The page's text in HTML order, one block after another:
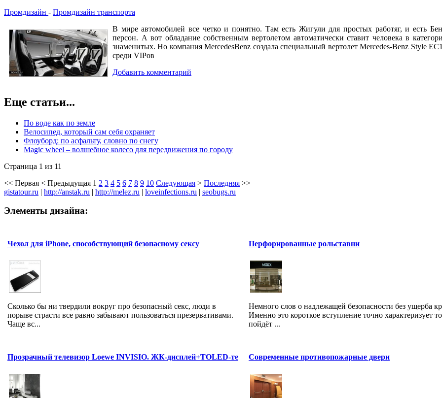
Промдизайн - Промдизайн транспорта
В мире автомобилей все четко и понятно. Там есть Жигули для простых работяг, и есть
персон. А вот обладание собственным вертолетом автоматически ставит человека в
знаменитых. Но компания MercedesBenz создала специальный вертолет Mercedes-Benz Style
среди VIPов
Добавить комментарий
Еще статьи...
По воде как по земле
Велосипед, который сам себя охраняет
Флоуборд: по асфальту, словно по снегу
Magic wheel – волшебное колесо для передвижения по городу
Страница 1 из 11
<< Первая < Предыдущая 1 2 3 4 5 6 7 8 9 10 Следующая > Последняя >>
gistatour.ru | http://anstak.ru | http://melez.ru | loveinfections.ru | seobugs.ru
Элементы дизайна:
Чехол для iPhone, способствующий безопасному сексу
Сколько бы ни твердили вокруг про безопасный секс, люди в
порыве страсти все равно забывают пользоваться презервативами.
Чаще вс...
Перфорированные рольставни
Немного слов о надлежащей безопасности без ущерба
Именно это короткое вступление точно характеризует
пойдёт ...
Прозрачный телевизор Loewe INVISIO. ЖК-дисплей+TOLED-те Современные противопожарные двери